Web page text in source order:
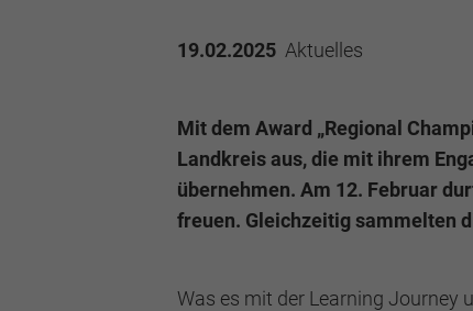
19.02.2025 Aktuelles
Mit dem Award „Regional
Landkreis aus, die mit ihrem
übernehmen. Am 12. Februar
freuen. Gleichzeitig sammelten
Was es mit der Learning Journey
Marketing und Statistik
eventuelle Drittanbieter weitergeleitet.